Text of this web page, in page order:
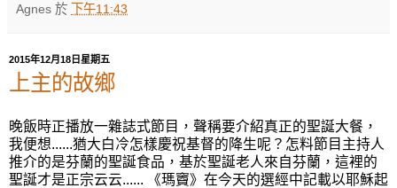
Agnes 於 下午11:43
2015年12月18日星期五
上主的故鄉
晚飯時正播放一雜誌式節目，聲稱要介紹真正的聖誕大餐，
我便想......猶大白冷怎樣慶祝基督的降生呢？怎料節目主持人
推介的是芬蘭的聖誕食品，基於聖誕老人來自芬蘭，這裡的
聖誕才是正宗云云...... 《瑪竇》在今天的選經中記載以耶穌起